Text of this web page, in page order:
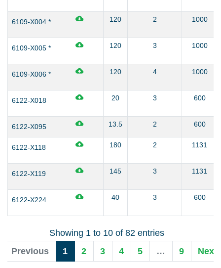
6109-X004 * 120 2 1000
6109-X005 * 120 3 1000
6109-X006 * 120 4 1000
6122-X018 20 3 600
6122-X095 13.5 2 600
6122-X118 180 2 1131
6122-X119 145 3 1131
6122-X224 40 3 600
Showing 1 to 10 of 82 entries
Previous
1 2 3 4 5 … 9 Next